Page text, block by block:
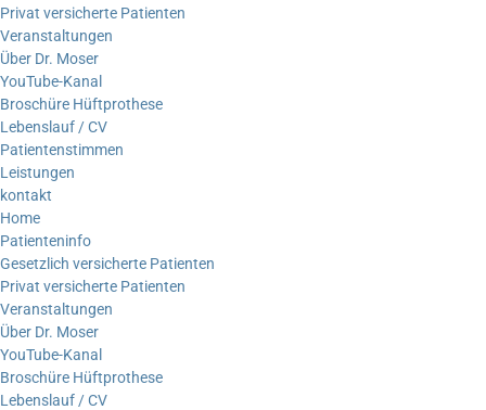
Privat versicherte Patienten
Veranstaltungen
Über Dr. Moser
YouTube-Kanal
Broschüre Hüftprothese
Lebenslauf / CV
Patientenstimmen
Leistungen
kontakt
Home
Patienteninfo
Gesetzlich versicherte Patienten
Privat versicherte Patienten
Veranstaltungen
Über Dr. Moser
YouTube-Kanal
Broschüre Hüftprothese
Lebenslauf / CV